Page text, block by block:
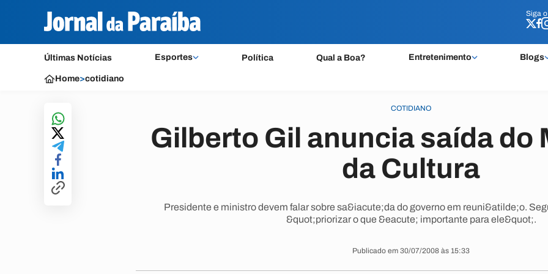
Siga o
Últimas Notícias Esportes Política Qual a Boa? Entretenimento Blogs
Siga o
Home>cotidiano
COTIDIANO
Gilberto Gil anuncia saída do
da Cultura
Presidente e ministro devem falar sobre sa&iacute;da do governo em reuni&atilde;o.
&quot;priorizar o que &eacute; importante para ele&quot;.
Publicado em 30/07/2008 às 15:33